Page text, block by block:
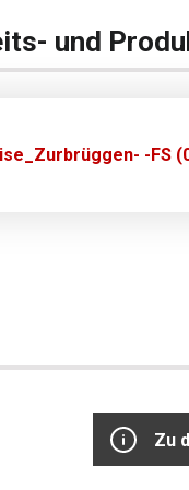
und
-FS
Zu